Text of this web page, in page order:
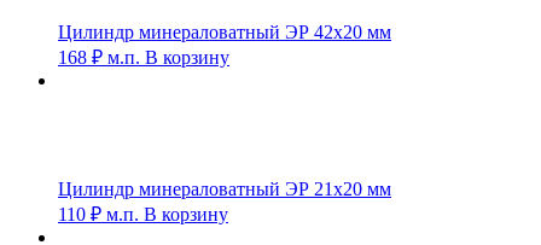
Цилиндр минераловатный ЭР 42х20 мм
168 ₽ м.п. В корзину
Цилиндр минераловатный ЭР 21х20 мм
110 ₽ м.п. В корзину